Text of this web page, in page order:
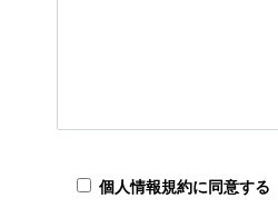
個人情報規約に同意する